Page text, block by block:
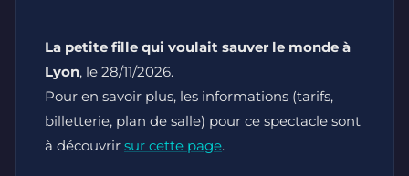
La petite fille qui voulait sauver le monde à
Lyon, le 28/11/2026.
Pour en savoir plus, les informations (tarifs,
billetterie, plan de salle) pour ce spectacle sont
à découvrir sur cette page.